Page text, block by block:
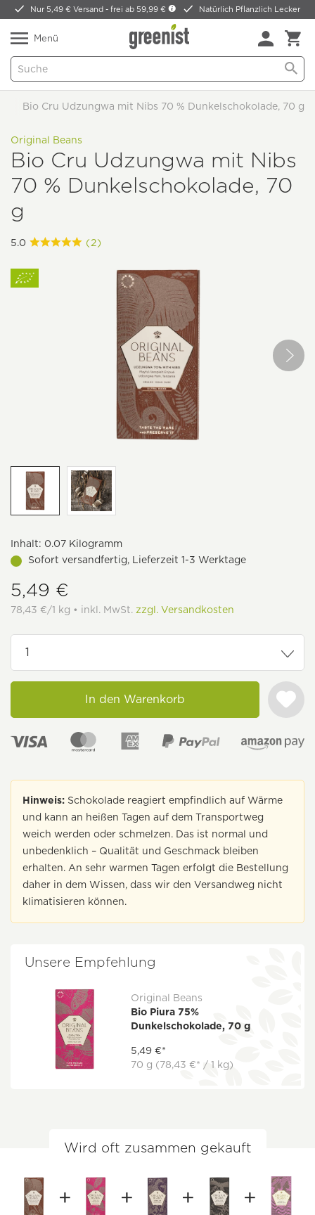
Nur 5,49 € Versand -frei ab 59,99 € Natürlich Pflanzlich Lecker
Menü
Bio Cru Udzungwa mit Nibs 70 % Dunkelschokolade, 70 g
Original Beans
Bio Cru Udzungwa mit Nibs
70 % Dunkelschokolade, 70
g
5.0 (2)
Inhalt: 0.07 Kilogramm
Sofort versandfertig, Lieferzeit 1-3 Werktage
5,49 €
78,43 €/1 kg • inkl. MwSt. zzgl. Versandkosten
In den Warenkorb
Hinweis: Schokolade reagiert empfindlich auf Wärme
und kann an heißen Tagen auf dem Transportweg
weich werden oder schmelzen. Das ist normal und
unbedenklich – Qualität und Geschmack bleiben
erhalten. An sehr warmen Tagen erfolgt die Bestellung
daher in dem Wissen, dass wir den Versandweg nicht
klimatisieren können.
Unsere Empfehlung
Original Beans
Bio Piura 75%
Dunkelschokolade, 70 g
5,49 €*
70 g (78,43 €* / 1 kg)
Wird oft zusammen gekauft